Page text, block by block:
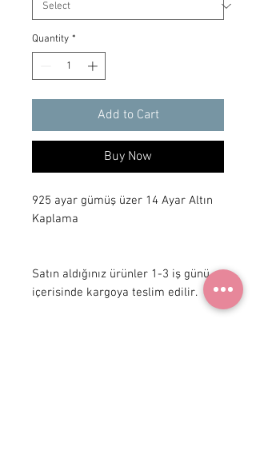
Quantity *
Add to Cart
Buy Now
925 ayar gümüş üzer 14 Ayar Altın
Kaplama
Satın aldığınız ürünler 1-3 iş günü
içerisinde kargoya teslim edilir.